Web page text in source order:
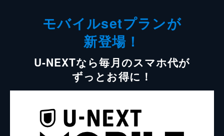
モバイルsetプランが
新登場！
U-NEXTなら毎月のスマホ代が
ずっとお得に！